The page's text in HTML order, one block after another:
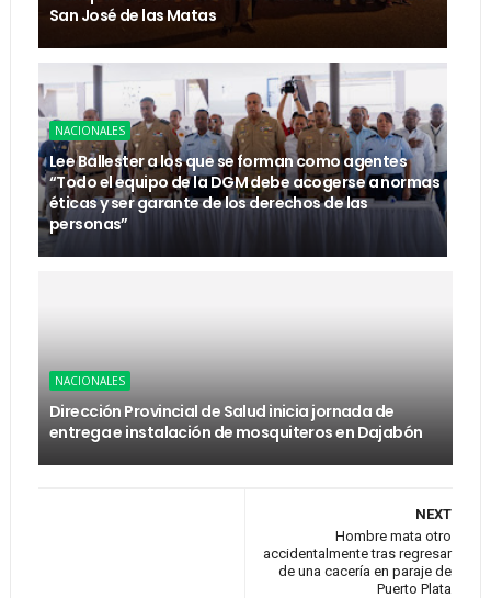
San José de las Matas
NACIONALES
Lee Ballester a los que se forman como agentes
“Todo el equipo de la DGM debe acogerse a normas
éticas y ser garante de los derechos de las
personas”
NACIONALES
Dirección Provincial de Salud inicia jornada de
entrega e instalación de mosquiteros en Dajabón
NEXT
Hombre mata otro
accidentalmente tras regresar
de una cacería en paraje de
Puerto Plata